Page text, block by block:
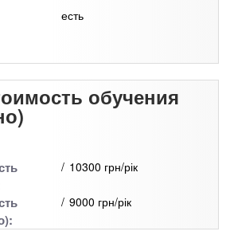
есть
обучения
10300 грн/рік
9000 грн/рік